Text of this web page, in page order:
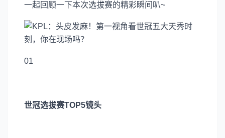
一起回顾一下本次选拔赛的精彩瞬间叭~
01
世冠选拔赛TOP5镜头